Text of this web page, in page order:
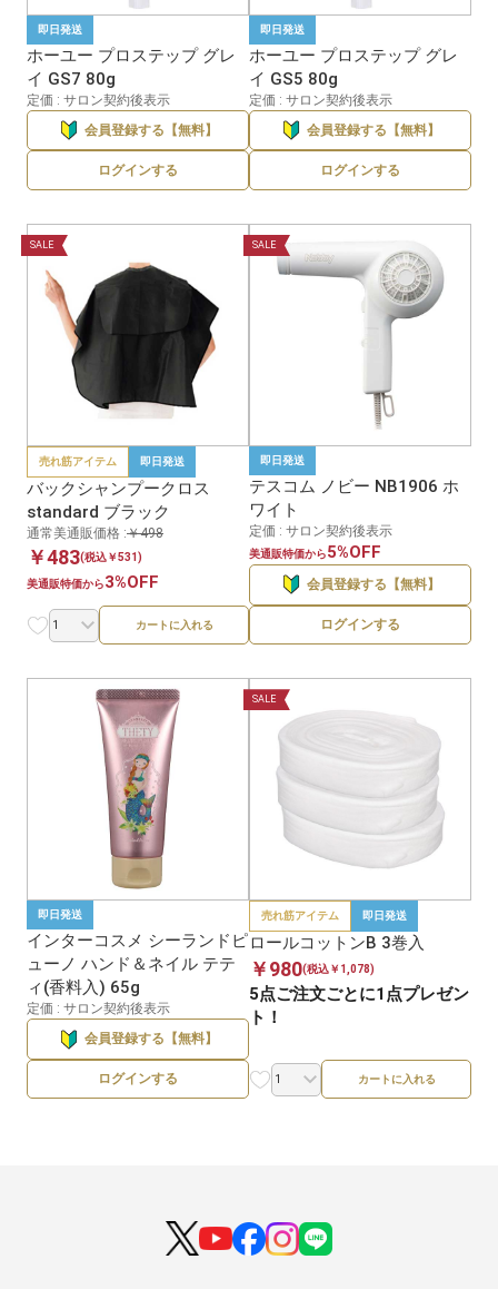
即日発送
ホーユー プロステップ グレ
イ GS7 80g
定価 : サロン契約後表示
会員登録する【無料】
ログインする
即日発送
ホーユー プロステップ グレ
イ GS5 80g
定価 : サロン契約後表示
会員登録する【無料】
ログインする
SALE
売れ筋アイテム 即日発送
バックシャンプークロス
standard ブラック
通常美通販価格 :￥498
￥483(税込￥531)
美通販特価から3%OFF
カートに入れる
SALE
即日発送
テスコム ノビー NB1906 ホ
ワイト
定価 : サロン契約後表示
美通販特価から5%OFF
会員登録する【無料】
ログインする
即日発送
インターコスメ シーランドピ
ューノ ハンド＆ネイル テテ
ィ(香料入) 65g
定価 : サロン契約後表示
会員登録する【無料】
ログインする
SALE
売れ筋アイテム 即日発送
ロールコットンB 3巻入
￥980(税込￥1,078)
5点ご注文ごとに1点プレゼン
ト！
カートに入れる